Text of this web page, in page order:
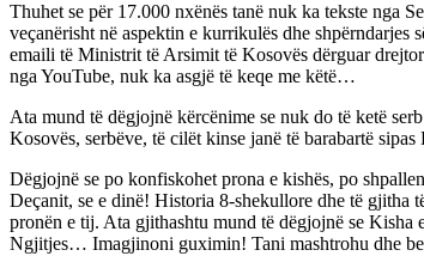
Thuhet se për 17.000 nxënës tanë nuk ka tekste nga
veçanërisht në aspektin e kurrikulës dhe
emaili të Ministrit të Arsimit të Kosovës dërguar
nga YouTube, nuk ka asgjë të keqe me këtë…
Ata mund të dëgjojnë kërcënime se nuk do të ketë
Kosovës, serbëve, të cilët kinse janë të barabartë
Dëgjojnë se po konfiskohet prona e kishës, po
Deçanit, se e dinë! Historia 8-shekullore dhe të gjitha
pronën e tij. Ata gjithashtu mund të dëgjojnë se Kisha
Ngjitjes… Imagjinoni guximin! Tani mashtrohu dhe